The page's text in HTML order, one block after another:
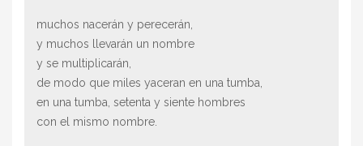
muchos nacerán y perecerán,
y muchos llevarán un nombre
y se multiplicarán,
de modo que miles yaceran en una tumba,
en una tumba, setenta y siente hombres
con el mismo nombre.